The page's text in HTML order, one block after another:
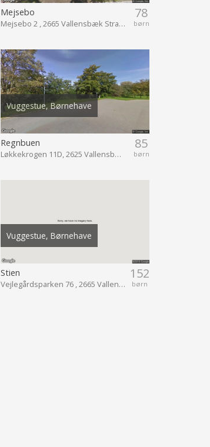
78
børn
Mejsebo
Mejsebo 2 , 2665 Vallensbæk Strand
Vuggestue, Børnehave
85
børn
Regnbuen
Løkkekrogen 11D, 2625 Vallensbæk
Vuggestue, Børnehave
152
børn
Stien
Vejlegårdsparken 76 , 2665 Vallensbæk Strand